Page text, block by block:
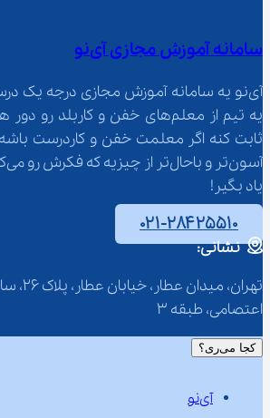
سامانه آموزش مجازی آی‌نو
آی‌نو یه سامانه آموزش مجازی درجه یک
یه تیم از معلم‌‌های خفن و کاربلد
ثابت کنه اگر معلمت خفن و کاردرست
یاد بگیر!
۰۲۱-۲۸۴۲۵۵۱۰
نشانی:
تهران،
اعتصامی، طبقه 3
کجا می‌ری؟
آی‌نو